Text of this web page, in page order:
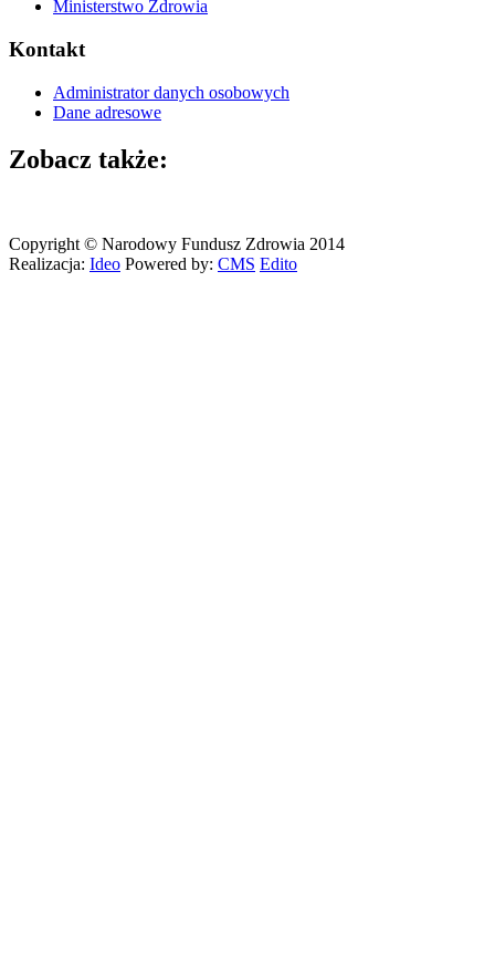
Ministerstwo Zdrowia
Kontakt
Administrator danych osobowych
Dane adresowe
Zobacz także:
Copyright © Narodowy Fundusz Zdrowia 2014
Realizacja: Ideo Powered by: CMS Edito